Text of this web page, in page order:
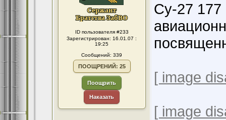
ID пользователя #233
Зарегистрирован: 16.01.07 :
19:25
Сообщений: 339
ПООЩРЕНИЙ: 25
Поощрить
Наказать
Су-27 177
[ image
[ image